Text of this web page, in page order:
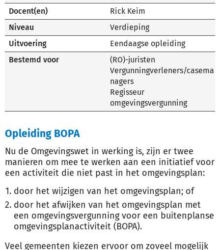
Docent(en)
Rick Keim
Niveau
Verdieping
Uitvoering
Eendaagse opleiding
Bestemd voor
(RO)-juristen
Vergunningverleners/casema
nagers
Regisseur
omgevingsvergunning
Opleiding BOPA
Nu de Omgevingswet in werking is, zijn er twee
manieren om mee te werken aan een initiatief voor
een activiteit die niet past in het omgevingsplan:
door het wijzigen van het omgevingsplan; of
door het afwijken van het omgevingsplan met
een omgevingsvergunning voor een buitenplanse
omgevingsplanactiviteit (BOPA).
Veel gemeenten kiezen ervoor om zoveel mogelijk